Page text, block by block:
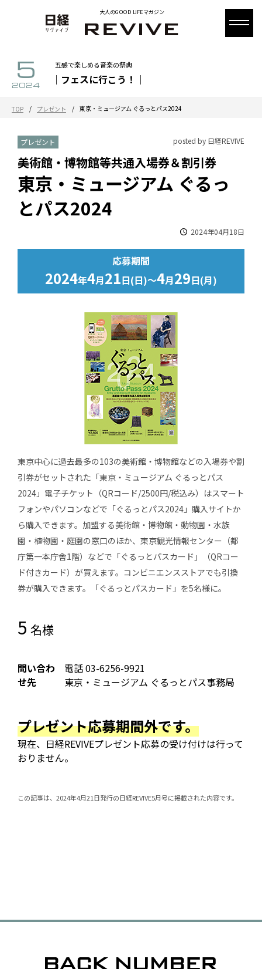
大人のGOOD LIFEマガジン
5
2024
五感で楽しめる音楽の祭典
｜フェスに行こう！｜
TOP / プレゼント / 東京・ミュージアム ぐるっとパス2024
プレゼント posted by 日経REVIVE
美術館・博物館等共通入場券＆割引券
東京・ミュージアム ぐるっ
とパス2024
2024年04月18日
応募期間
2024年4月21日(日)～4月29日(月)
東京中心に過去最多の103の美術館・博物館などの入場券や割
引券がセットされた「東京・ミュージアム ぐるっとパス
2024」電子チケット（QRコード/2500円/税込み）はスマート
フォンやパソコンなどで「ぐるっとパス2024」購入サイトか
ら購入できます。加盟する美術館・博物館・動物園・水族
園・植物園・庭園の窓口のほか、東京観光情報センター（都
庁第一本庁舎1階）などで「ぐるっとパスカード」（QRコー
ド付きカード）が買えます。コンビニエンスストアでも引換
券が購入できます。「ぐるっとパスカード」を5名様に。
5 名様
問い合わ
せ先
電話 03-6256-9921
東京・ミュージアム ぐるっとパス事務局
プレゼント応募期間外です。
現在、日経REVIVEプレゼント応募の受け付けは行って
おりません。
この記事は、2024年4月21日発行の日経REVIVE5月号に掲載された内容です。